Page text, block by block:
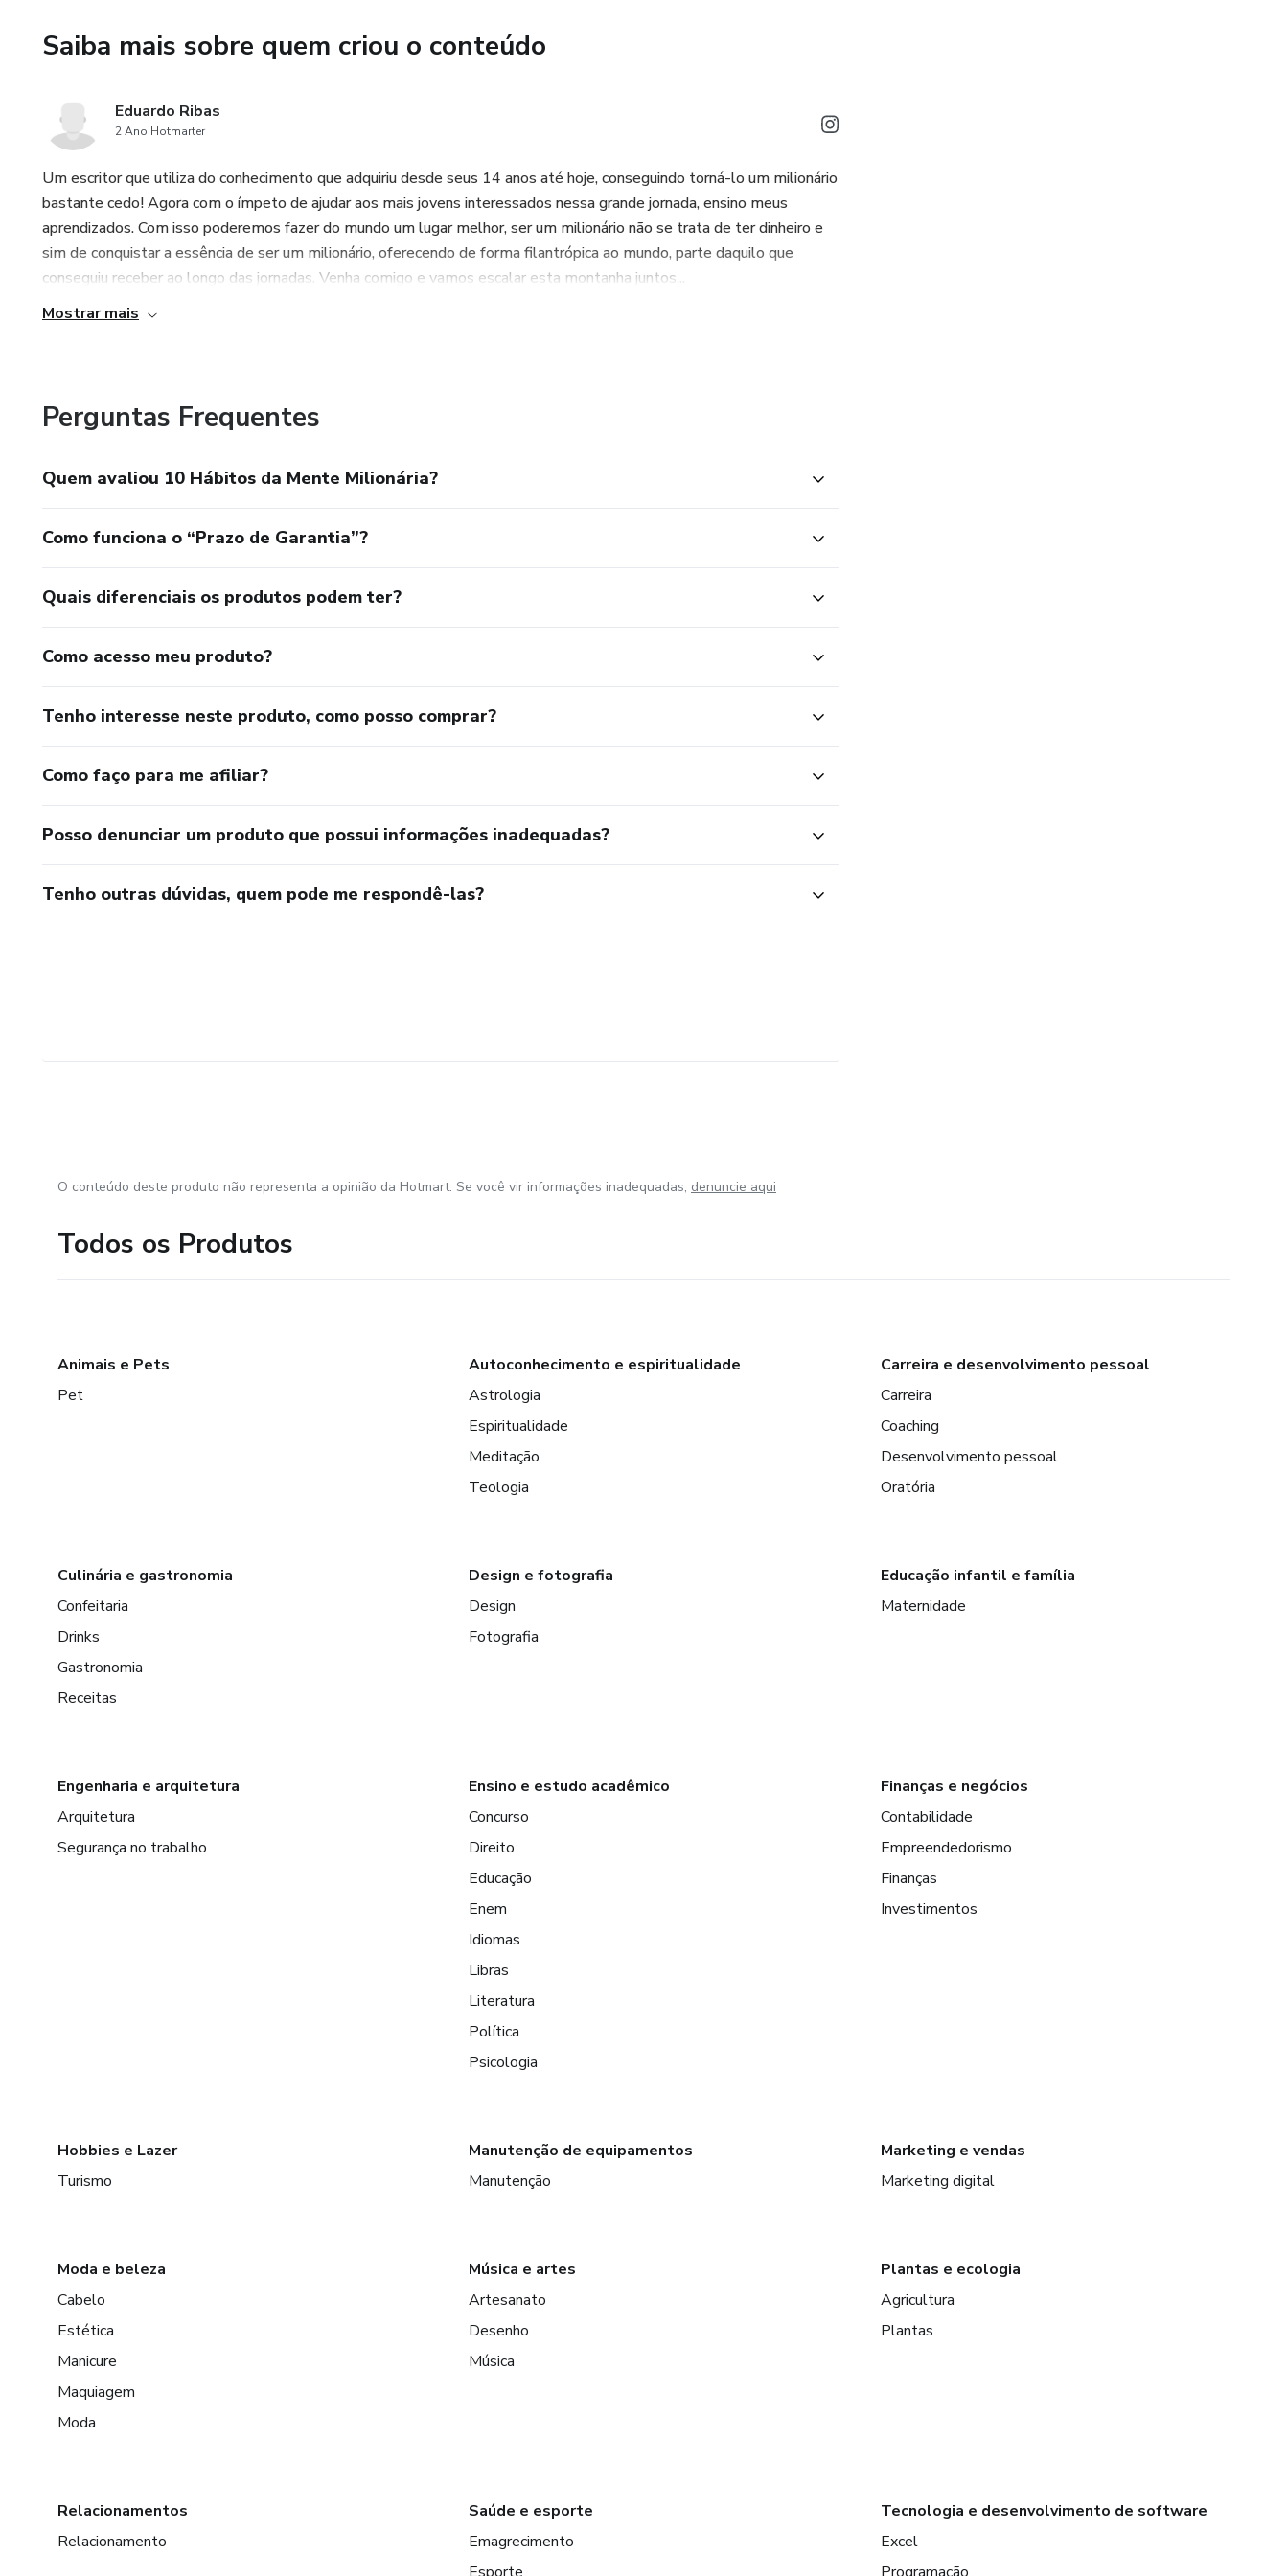
Cada passo, por menor que seja, contribui para um impacto positivo no mundo.
Saiba mais sobre quem criou o conteúdo
Eduardo Ribas
2 Ano Hotmarter
Um escritor que utiliza do conhecimento que adquiriu desde seus 14 anos até hoje, conseguindo torná-lo um milionário
bastante cedo! Agora com o ímpeto de ajudar aos mais jovens interessados nessa grande jornada, ensino meus
aprendizados. Com isso poderemos fazer do mundo um lugar melhor, ser um milionário não se trata de ter dinheiro e
sim de conquistar a essência de ser um milionário, oferecendo de forma filantrópica ao mundo, parte daquilo que
conseguiu receber ao longo das jornadas. Venha comigo e vamos escalar esta montanha juntos...
Mostrar mais
Perguntas Frequentes
Quem avaliou 10 Hábitos da Mente Milionária?
Como funciona o “Prazo de Garantia”?
Quais diferenciais os produtos podem ter?
Como acesso meu produto?
Tenho interesse neste produto, como posso comprar?
Como faço para me afiliar?
Posso denunciar um produto que possui informações inadequadas?
Tenho outras dúvidas, quem pode me respondê-las?
O conteúdo deste produto não representa a opinião da Hotmart. Se você vir informações inadequadas, denuncie aqui
Todos os Produtos
Animais e Pets
Pet
Autoconhecimento e espiritualidade
Astrologia
Espiritualidade
Meditação
Teologia
Carreira e desenvolvimento pessoal
Carreira
Coaching
Desenvolvimento pessoal
Oratória
Culinária e gastronomia
Confeitaria
Drinks
Gastronomia
Receitas
Design e fotografia
Design
Fotografia
Educação infantil e família
Maternidade
Engenharia e arquitetura
Arquitetura
Segurança no trabalho
Ensino e estudo acadêmico
Concurso
Direito
Educação
Enem
Idiomas
Libras
Literatura
Política
Psicologia
Finanças e negócios
Contabilidade
Empreendedorismo
Finanças
Investimentos
Hobbies e Lazer
Turismo
Manutenção de equipamentos
Manutenção
Marketing e vendas
Marketing digital
Moda e beleza
Cabelo
Estética
Manicure
Maquiagem
Moda
Música e artes
Artesanato
Desenho
Música
Plantas e ecologia
Agricultura
Plantas
Relacionamentos
Relacionamento
Saúde e esporte
Emagrecimento
Tecnologia e desenvolvimento de software
Excel